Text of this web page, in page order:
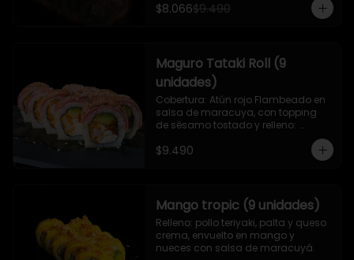
$8.066$9.490
Maguro Tataki Roll (9
unidades)
Cobertura: Atún rojo Flambeado en
salsa de maracuya, con topping
de sésamo tostado y relleno:
Camarón ecuatoriano apanado,
palta, morron y queso crema
$9.490
Mango tropic (9 unidades)
Relleno: pollo teriyaki, palta y queso
crema, envuelto en mango y
nueces con salsa de maracuyá.